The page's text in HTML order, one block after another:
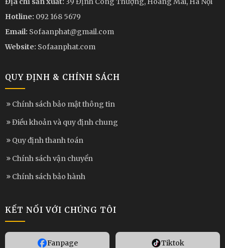
Hotline: 092 168 5679
Email: Sofaanphat@gmail.com
Website: Sofaanphat.com
QUY ĐỊNH & CHÍNH SÁCH
Chính sách bảo mật thông tin
Điều khoản và quy định chung
Quy định thanh toán
Chính sách vận chuyển
Chính sách bảo hành
KẾT NỐI VỚI CHÚNG TÔI
Fanpage Tiktok